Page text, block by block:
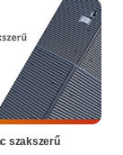
szakszerű